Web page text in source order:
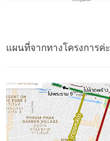
แผนที่จากทางโครงการค่ะ